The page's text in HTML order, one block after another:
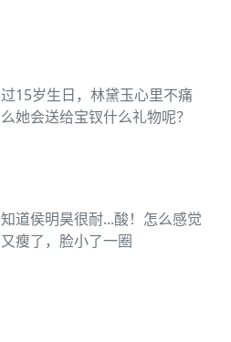
15岁生日，林黛玉心里不痛
她会送给宝钗什么礼物呢？
道侯明昊很耐...酸！怎么感觉
瘦了，脸小了一圈